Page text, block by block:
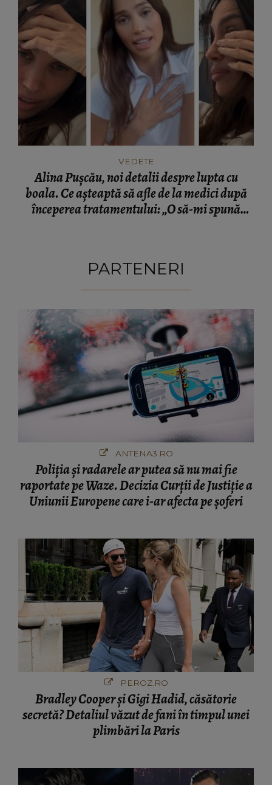
VEDETE
Alina Pușcău, noi detalii despre lupta cu
boala. Ce așteaptă să afle de la medici după
începerea tratamentului: „O să-mi spună
PARTENERI
ANTENA3.RO
Poliţia şi radarele ar putea să nu mai fie
raportate pe Waze. Decizia Curţii de Justiție a
Uniunii Europene care i-ar afecta pe şoferi
PEROZ.RO
Bradley Cooper și Gigi Hadid, căsătorie
secretă? Detaliul văzut de fani în timpul unei
plimbări la Paris